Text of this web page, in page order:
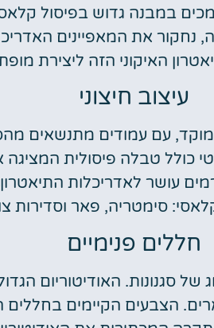
במבנה גדוש בפיסול
את המאפיינים
האיקוני הזה ליצירת
עיצוב חיצוני
עם עמודים מתנשאים
כולל טבלה פיסולית המציגה
עושר לאדריכלות
סימטריה, פאר וסדירות
חללים פנימיים
סגנונות. האודיטוריום
הצבעים הקיימים בחללים